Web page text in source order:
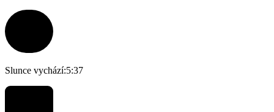
Slunce vychází:5:37